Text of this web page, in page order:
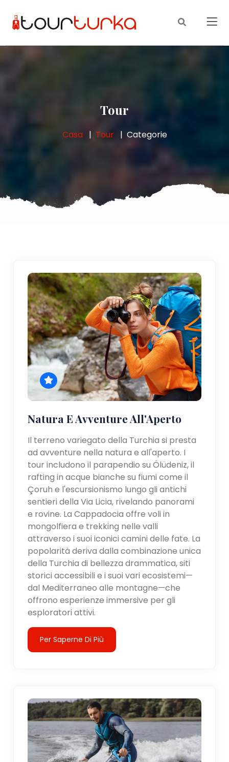
Tour
Casa Tour Categorie
Natura E Avventure All'Aperto
Il terreno variegato della Turchia si presta
ad avventure nella natura e all'aperto. I
tour includono il parapendio su Ölüdeniz, il
rafting in acque bianche su fiumi come il
Çoruh e l'escursionismo lungo gli antichi
sentieri della Via Licia, rivelando panorami
e rovine. La Cappadocia offre voli in
mongolfiera e trekking nelle valli
attraverso i suoi iconici camini delle fate. La
popolarità deriva dalla combinazione unica
della Turchia di bellezza drammatica, siti
storici accessibili e i suoi vari ecosistemi—
dal Mediterraneo alle montagne—che
offrono esperienze immersive per gli
esploratori attivi.
Per Saperne Di Più